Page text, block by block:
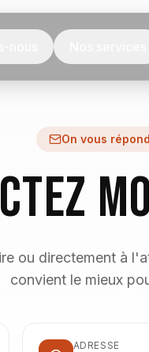
On vous
ou directement à
convient le mieux
ADRESSE